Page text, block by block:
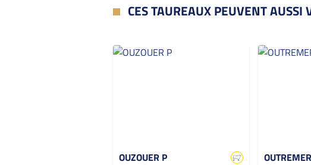
CES TAUREAUX PEUVENT AUSSI
OUZOUER P OUTREMER